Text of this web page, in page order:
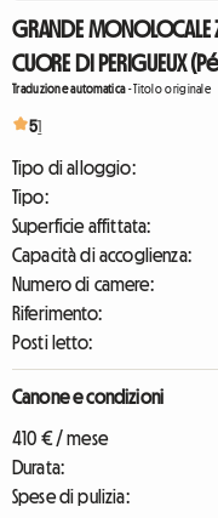
GRANDE MONOLOCALE
CUORE DI PERIGUEUX
Traduzione automatica-Titolo originale
51
Tipo di alloggio:
Tipo:
Superficie affittata:
Capacità di accoglienza:
Numero di camere:
Riferimento:
Posti letto:
Canone e condizioni
410 € / mese
Durata:
Spese di pulizia: